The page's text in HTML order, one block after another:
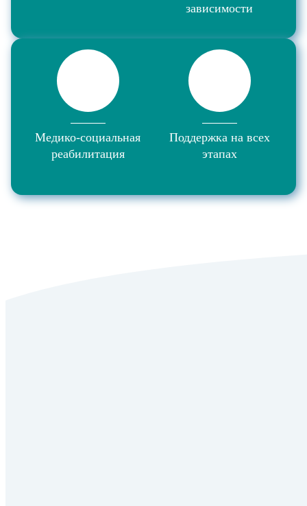
зависимости
Медико-социальная
реабилитация
Поддержка на всех
этапах